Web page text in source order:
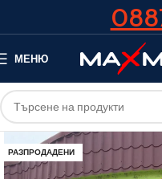
МЕНЮ
РАЗПРОДАДЕНИ